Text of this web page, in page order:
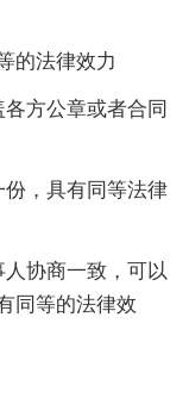
的法律效力
方公章或者合同
，具有同等法律
协商一致，可以
同等的法律效